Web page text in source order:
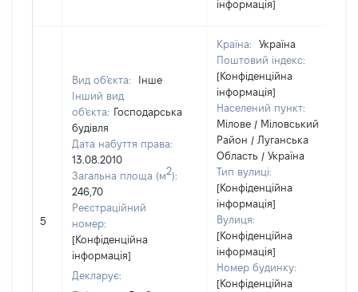
інформація]
5
Вид об'єкта:
Інше
Інший вид
об'єкта: Господарська
будівля
Дата набуття права:
13.08.2010
Загальна площа (м2):
246,70
Реєстраційний
номер:
[Конфіденційна
інформація]
Декларує:
Країна:
Україна
Поштовий індекс:
[Конфіденційна
інформація]
Населений пункт:
Мілове / Міловський
Район / Луганська
Область / Україна
Тип вулиці:
[Конфіденційна
інформація]
Вулиця:
[Конфіденційна
інформація]
Номер будинку:
[Конфіденційна